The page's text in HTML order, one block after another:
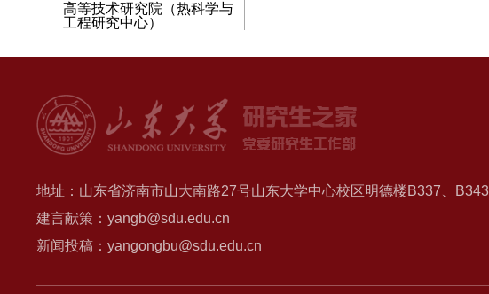
高等技术研究院（热科学与
工程研究中心）
地址：山东省济南市山大南路27号山东大学中心校区明德楼B337、B343
建言献策：yangb@sdu.edu.cn
新闻投稿：yangongbu@sdu.edu.cn